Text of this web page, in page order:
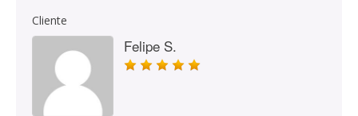
Cliente
Felipe S.